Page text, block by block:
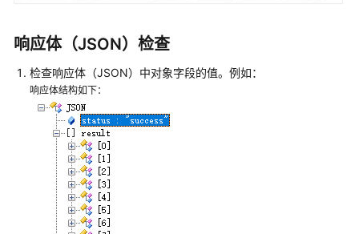
用
键
字
库
快
速
添
加
CodeArts
TestPlan
响应体（JSON）检查
检查响应体（JSON）中对象字段的值。例如：
响应体结构如下：